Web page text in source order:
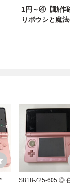
1円～④【動作
りボウシと魔
ン
S818-Z25-605 ◎